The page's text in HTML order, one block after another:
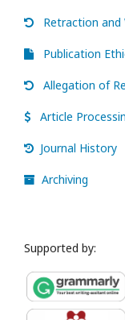
Retraction and
Publication
Allegation of
Article
Journal History
Archiving
Supported by: